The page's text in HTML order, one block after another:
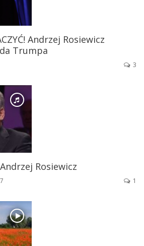
Andrzej Rosiewicz
Trumpa
3
Rosiewicz
1